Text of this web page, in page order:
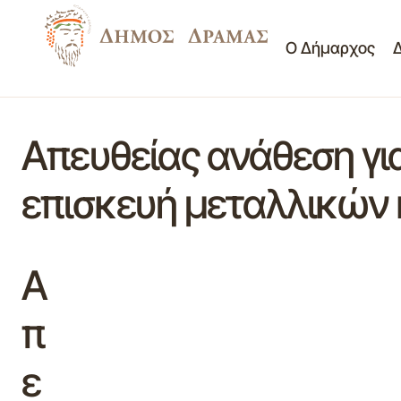
Ο Δήμαρχος
Απευθείας ανάθεση
επισκευή
Α
π
ε